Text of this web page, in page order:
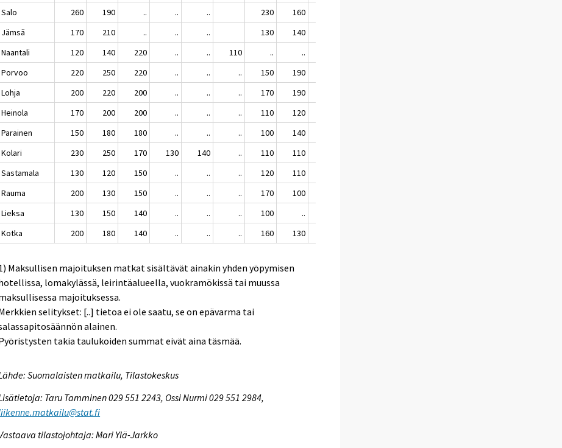
Salo
260 190 .. .. .. 230
160
Jämsä
170 210 .. .. .. 130
140
Naantali
120 140 220 .. .. 110 .. ..
Porvoo
220 250 220 .. .. .. 150 190
Lohja
200 220 200 .. .. .. 170 190
Heinola
170 200 200 .. .. .. 110 120
Parainen
150 180 180 .. .. .. 100 140
Kolari
230 250 170 130 140 .. 110 110
Sastamala
130 120 150 .. .. .. 120 110
Rauma
200 130 150 .. .. .. 170 100
Lieksa
130 150 140 .. .. .. 100 ..
Kotka
200 180 140 .. .. .. 160 130
Maksullisen majoituksen matkat sisältävät ainakin yhden yöpymisen
lomakylässä, leirintäalueella, vuokramökissä tai muussa
majoituksessa.
selitykset: [..] tietoa ei ole saatu, se on epävarma tai
alainen.
takia taulukoiden summat eivät aina täsmää.
Suomalaisten matkailu, Tilastokeskus
Taru Tamminen 029 551 2243, Ossi Nurmi 029 551 2984,
tilastojohtaja: Mari Ylä-Jarkko